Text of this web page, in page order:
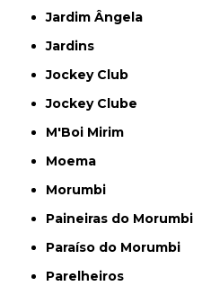
Jardim Ângela
Jardins
Jockey Club
Jockey Clube
M'Boi Mirim
Moema
Morumbi
Paineiras do Morumbi
Paraíso do Morumbi
Parelheiros